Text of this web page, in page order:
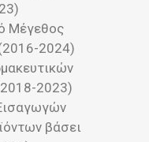
Μέγεθος
2024)
2023)
βάσει